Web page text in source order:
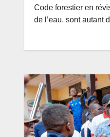
Code forestier en
de l’eau, sont autant